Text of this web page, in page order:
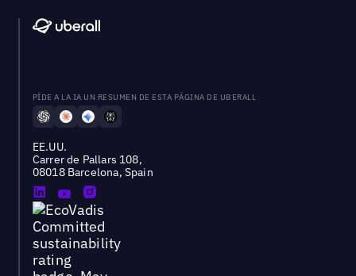
PÍDE A LA IA UN RESUMEN DE ESTA PÁGINA DE UBERALL
EE.UU.
Carrer de Pallars 108,
08018 Barcelona, Spain